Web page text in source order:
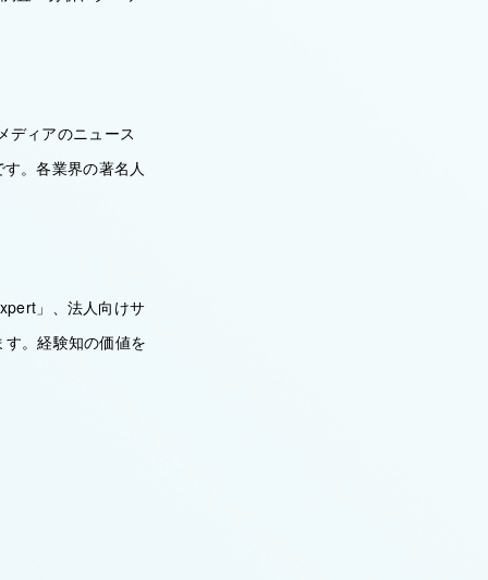
ディアのニュース
。各業界の著名人
」、法人向けサ
。経験知の価値を